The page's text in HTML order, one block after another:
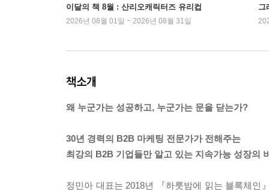
이달의 책 8월 : 산리오캐릭터즈 유리컵
2026년 08월 01일 ~ 2026년 08월 31일
그
책소개
왜 누군가는 성공하고, 누군가는 문을 닫는가?
30년 경력의 B2B 마케팅 전문가가 전해주는
최강의 B2B 기업들만 알고 있는 지속가능 성장의
정민아 대표는 2018년 『하룻밤에 읽는 블록체인